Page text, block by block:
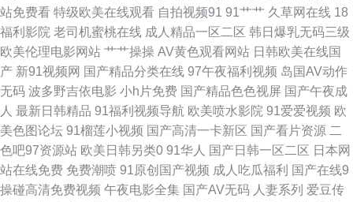
看 国产内射播放 亚洲性艺影院av 久久精品影院女优 92午夜 特发性震 狼友
导航主页 橙子视频污版 久久精品青青草 亚洲综合自拍 国产视频精品免费 日
字码无精在 百度视频在线 欧美 与子敌伦刺激对白播放 国产在线播放频道人
成 天堂电影下载 成人精品一 情侣露脸无 最新电影免费观看的网站 今日推荐
亚洲欧美另类制服日韩 国产女人3p 亚州精品天堂中文字幕 国产精品自在拍
站免费看 特级欧美在线观看 自拍视频91 91艹艹 久草网在线 18
福利影院 老司机蜜桃在线 成人精品一区二区 韩日爆乳无码三级
欧美伦理电影网站 艹艹操操 AV黄色观看网站 日韩欧美在线国
产 新91视频网 国产精品分类在线 97午夜福利视频 岛国AV动作
无码 波多野吉依电影 小h片免费 国产精品色色视屏 国产午夜成
人 最新日韩精品 91福利视频导航 欧美喷水影院 91爱爱视频 欧
美色图论坛 91榴莲小视频 国产高清一卡新区 国产看片资源 二
色吧97资源站 欧美日韩另类0 91华人 国产日韩一区二区 日本网
站在线免费 免费潮喷 91原创国产视频 成人吃瓜福利 国产在线9
操碰高清免费视频 午夜电影全集 国产AV无码 人妻系列 爱豆传